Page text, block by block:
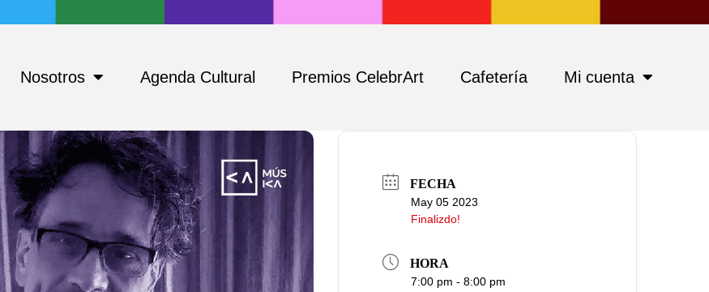
Nosotros Agenda Cultural Premios CelebrArt Cafetería Mi cuenta
FECHA
May 05 2023
Finalizdo!
HORA
7:00 pm - 8:00 pm